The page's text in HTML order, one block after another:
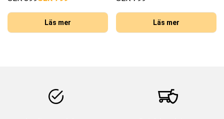
Läs mer Läs mer